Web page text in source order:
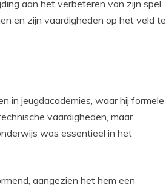
aan het verbeteren van zijn spel
en zijn vaardigheden op het veld te
in jeugdacademies, waar hij formele
vaardigheden, maar
was essentieel in het
aangezien het hem een